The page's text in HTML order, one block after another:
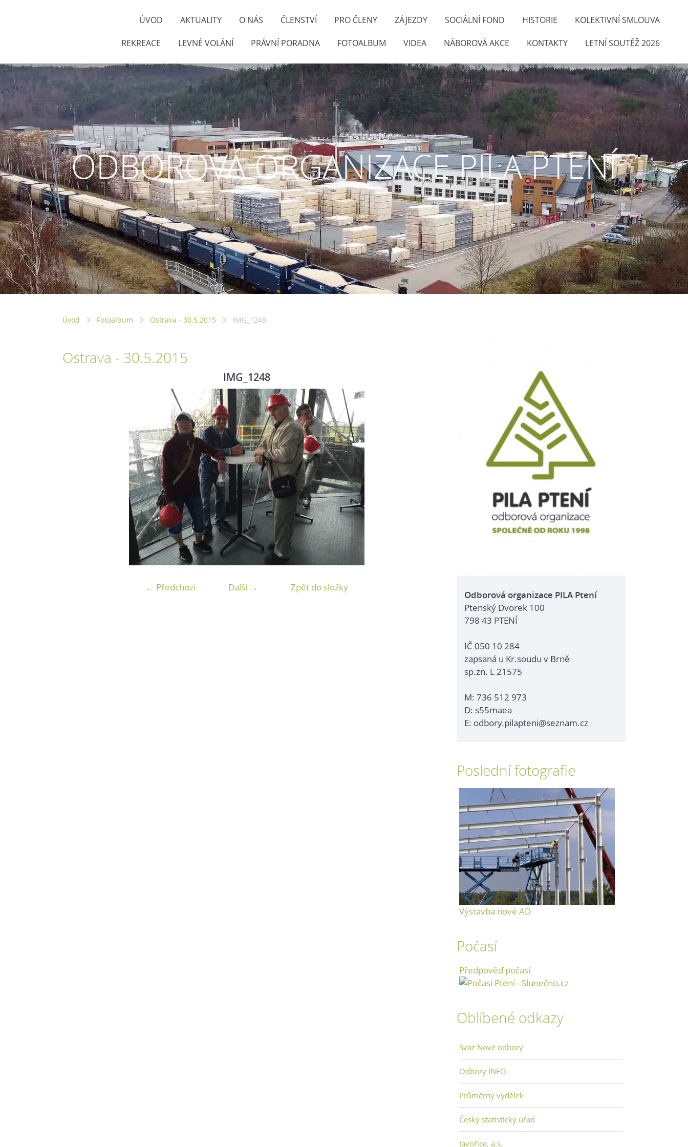
ÚVOD AKTUALITY O NÁS ČLENSTVÍ PRO ČLENY ZÁJEZDY SOCIÁLNÍ FOND HISTORIE KOLEKTIVNÍ SMLOUVA
REKREACE LEVNÉ VOLÁNÍ PRÁVNÍ PORADNA FOTOALBUM VIDEA NÁBOROVÁ AKCE KONTAKTY LETNÍ SOUTĚŽ 2026
ODBOROVÁ ORGANIZACE PILA PTENÍ
Úvod Fotoalbum Ostrava - 30.5.2015 IMG_1248
Ostrava - 30.5.2015
IMG_1248
← Předchozí Další → Zpět do složky
Odborová organizace PILA Ptení
Ptenský Dvorek 100
798 43 PTENÍ
IČ 050 10 284
zapsaná u Kr.soudu v Brně
sp.zn. L 21575
M: 736 512 973
D: s55maea
E: odbory.pilapteni@seznam.cz
Poslední fotografie
Výstavba nové AD
Počasí
Předpověď počasí
Oblíbené odkazy
Svaz Nové odbory
Odbory INFO
Průměrný výdělek
Český statistický úřad
Javořice, a.s.